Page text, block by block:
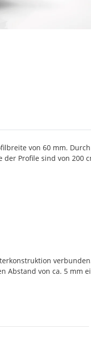
von 60 mm.
Profile sind von
Abstand von ca. 5